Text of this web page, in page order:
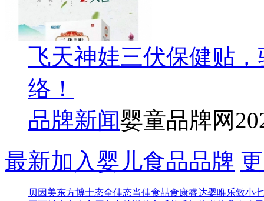
飞天神娃三伏保健贴
络！
品牌新闻婴童品牌网
最新加入婴儿食品品牌
贝因美东方博士态全佳态当佳食喆食康睿达婴唯乐敏小七